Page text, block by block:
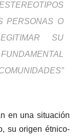
PERSONAS O
SU
en una situación
su origen étnico-